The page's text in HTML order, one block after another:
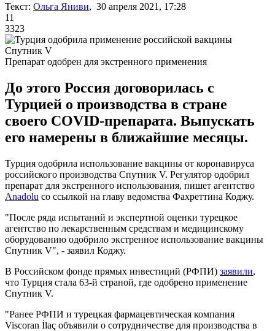
Текст: Ольга Яниви, 30 апреля 2021, 17:28
11
3323
Препарат одобрен для экстренного применения
До этого Россия договорилась с
Турцией о производства в стране
своего COVID-препарата. Выпускать
его намерены в ближайшие месяцы.
Турция одобрила использование вакцины от коронавируса
российского производства Спутник V. Регулятор одобрил
препарат для экстренного использования, пишет агентство
Anadolu со ссылкой на главу ведомства Фахреттина Коджу.
"После ряда испытаний и экспертной оценки турецкое
агентство по лекарственным средствам и медицинскому
оборудованию одобрило экстренное использование вакцины
Спутник V", - заявил Коджу.
В Российском фонде прямых инвестиций (РФПИ) заявили,
что Турция стала 63-й страной, где одобрено применение
Спутник V.
"Ранее РФПИ и турецкая фармацевтическая компания
Viscoran İlaç объявили о сотрудничестве для производства в